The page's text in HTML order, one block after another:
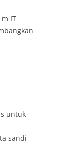
IT
untuk
sandi